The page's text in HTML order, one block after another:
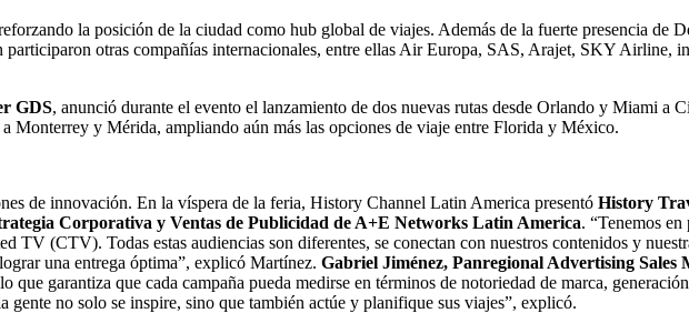
la posición de la ciudad como hub global de viajes. Además de la fuerte presencia
participaron otras compañías internacionales, entre ellas Air Europa, SAS, Arajet, SKY
GDS, anunció durante el evento el lanzamiento de dos nuevas rutas desde Orlando y Miami a
Monterrey y Mérida, ampliando aún más las opciones de viaje entre Florida y México.
de innovación. En la víspera de la feria, History Channel Latin America presentó History
Corporativa y Ventas de Publicidad de A+E Networks Latin America. “Tenemos
TV (CTV). Todas estas audiencias son diferentes, se conectan con nuestros contenidos y
una entrega óptima”, explicó Martínez. Gabriel Jiménez, Panregional Advertising
que garantiza que cada campaña pueda medirse en términos de notoriedad de marca,
no solo se inspire, sino que también actúe y planifique sus viajes”, explicó.